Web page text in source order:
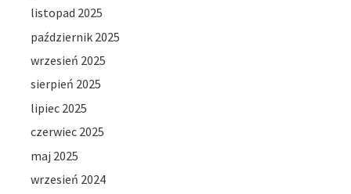
listopad 2025
październik 2025
wrzesień 2025
sierpień 2025
lipiec 2025
czerwiec 2025
maj 2025
wrzesień 2024